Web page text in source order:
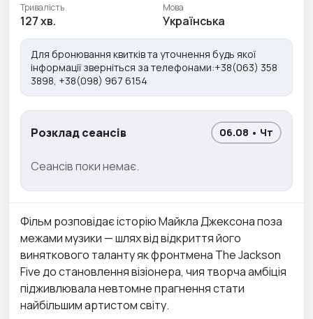
Тривалість
127 хв.
Мова
Українська
Для бронювання квитків та уточнення будь якої
інформації зверніться за телефонами:+38(063) 358
3898, +38(098) 967 6154
Розклад сеансів 06.08 • Чт
Сеансів поки немає.
Фільм розповідає історію Майкла Джексона поза
межами музики — шлях від відкриття його
виняткового таланту як фронтмена The Jackson
Five до становлення візіонера, чия творча амбіція
підживлювала невтомне прагнення стати
найбільшим артистом світу.